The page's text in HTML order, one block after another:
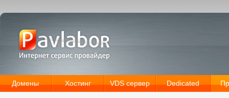
Домены Хостинг VDS сервер Dedicated